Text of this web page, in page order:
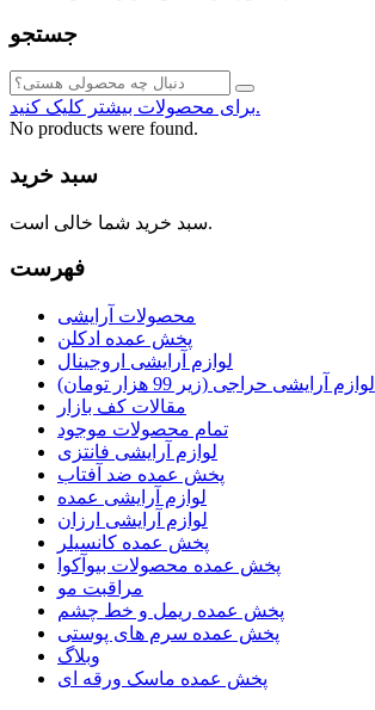
جستجو
برای محصولات بیشتر کلیک کنید.
No products were found.
سبد خرید
سبد خرید شما خالی است.
فهرست
محصولات آرایشی
پخش عمده ادکلن
لوازم آرایشی اروجینال
لوازم آرایشی حراجی (زیر 99 هزار تومان)
مقالات کف بازار
تمام محصولات موجود
لوازم آرایشی فانتزی
پخش عمده ضد آفتاب
لوازم آرایشی عمده
لوازم آرایشی ارزان
پخش عمده کانسیلر
پخش عمده محصولات بیوآکوا
مراقبت مو
پخش عمده ریمل و خط چشم
پخش عمده سرم های پوستی
وبلاگ
پخش عمده ماسک ورقه ای